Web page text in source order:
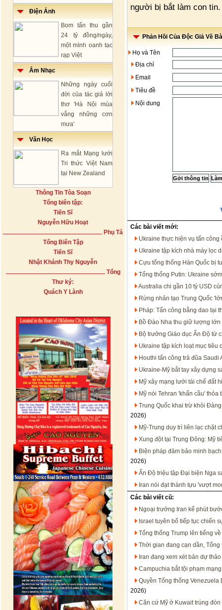
Điện Ảnh
Bom tấn thu gần
24 tỷ đồng/ngày,
một mình oanh tạc
rạp Việt
Âm Nhạc
Những ngày cuối
đời của tác giả lời
thơ 'Hà Nội mùa
vắng những cơn
mưa'
Văn Học
Ra mắt Mạng lưới
Tri thức Việt Nam
tại New Zealand
Thông Tin Tòa Soạn
Tổng biên tập:
Tiến Sĩ
Nguyễn Hữu Hoạt
Phụ Tá
Tổng Biên Tập
Tiến Sĩ
Nhật Khánh Thy Nguyễn
Tổng
Thư ký:
Quách Y Lành
người bị bắt làm con tin.
Phản Hồi Của Độc Giả Về
Họ và Tên
Địa chỉ
Email
Tiêu đề
Nội dung
Các bài viết mới:
Ukraine thực hiện vụ tấn công
Ukraine tập kích nhà máy lọc
Cựu tổng thống Hàn Quốc bị
Tổng thống Putin: Ukraine
Australia chi gần 10 tỷ USD
Rừng nhân tạo Trung Quốc
Pháp: Tấn công bằng dao tại
Bồ Đào Nha thu giữ lượng
Bộ trưởng Giáo dục Ấn Độ từ
Ukraine tập kích loạt mục tiêu
Houthi tấn công trả đũa
Ukraine-Mỹ bắt tay xây dựng
Mỹ xây mạng lưới tái chế đất
Mỹ nói Tehran 'khẩn cầu'
Trung Quốc khai trừ khỏi
2026)
Mỹ-Trung duy trì liên lạc chặt
Xung đột tại Trung Đông: Mỹ
Biện pháp đảm bảo minh
2026)
Ấn Độ triệu tập Đại biện Nga
Iran nói đạt thành tựu 'vượt
Các bài viết cũ:
Ngoại trưởng Iran kể phút
Israel tuyên bố tiếp tục chiến
Tổng thống Trump lên tiếng
Thời gian đang cạn dần,
Iran đang xem xét bản dự
Campuchia bắt tội phạm
Quyền Tổng thống
2026)
Căn cứ Mỹ ở Kuwait trúng